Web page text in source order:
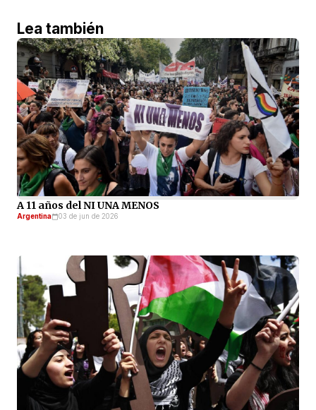
Lea también
A 11 años del NI UNA MENOS
Argentina 03 de jun de 2026